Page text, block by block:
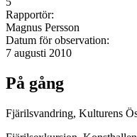
Rapportör:
Magnus Persson
Datum för observation:
7 augusti 2010
På gång
Fjärilsvandring, Kulturens